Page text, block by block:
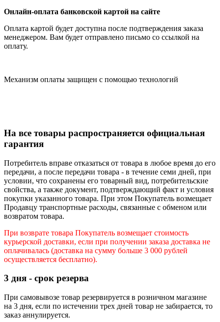
Онлайн-оплата банковской картой на сайте
Оплата картой будет доступна после подтверждения заказа
менеджером. Вам будет отправлено письмо со ссылкой на
оплату.
Механизм оплаты защищен с помощью технологий
На все товары распространяется официальная
гарантия
Потребитель вправе отказаться от товара в любое время до его
передачи, а после передачи товара - в течение семи дней, при
условии, что сохранены его товарный вид, потребительские
свойства, а также документ, подтверждающий факт и условия
покупки указанного товара. При этом Покупатель возмещает
Продавцу транспортные расходы, связанные с обменом или
возвратом товара.
При возврате товара Покупатель возмещает стоимость
курьерской доставки, если при получении заказа доставка не
оплачивалась (доставка на сумму больше 3 000 рублей
осуществляется бесплатно).
3 дня - срок резерва
При самовывозе товар резервируется в розничном магазине
на 3 дня, если по истечении трех дней товар не забирается, то
заказ аннулируется.